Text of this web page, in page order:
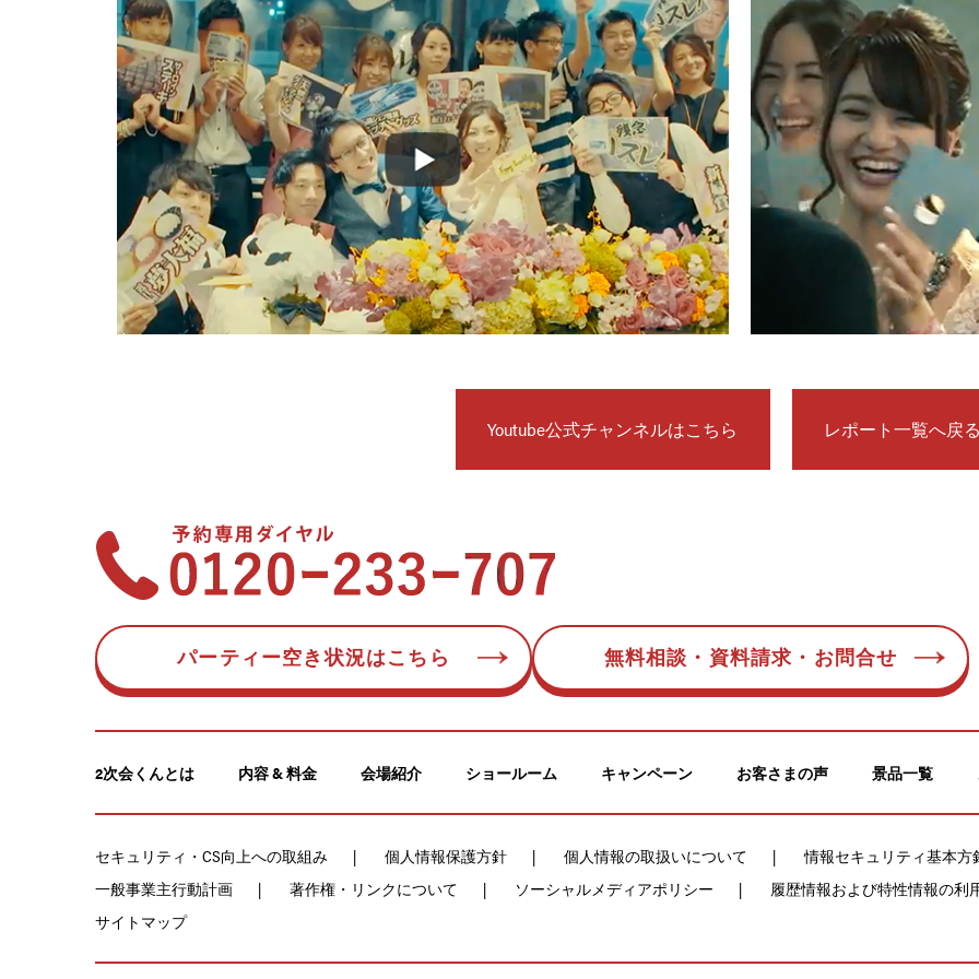
Youtube公式チャンネルはこちら レポート一覧へ戻
パーティー空き状況はこちら 無料相談・資料請求・お問合せ
2次会くんとは 内容 & 料金 会場紹介 ショールーム キャンペーン お客さまの声 景品一覧
セキュリティ・CS向上への取組み 個人情報保護方針 個人情報の取扱いについて
情報セキュリティ基本方
一般事業主行動計画
著作権・リンクについて ソーシャルメディアポリシー
履歴情報および特性情報の利
サイトマップ